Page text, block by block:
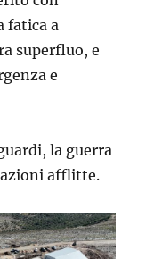
fatica a
superfluo, e
e
la guerra
afflitte.